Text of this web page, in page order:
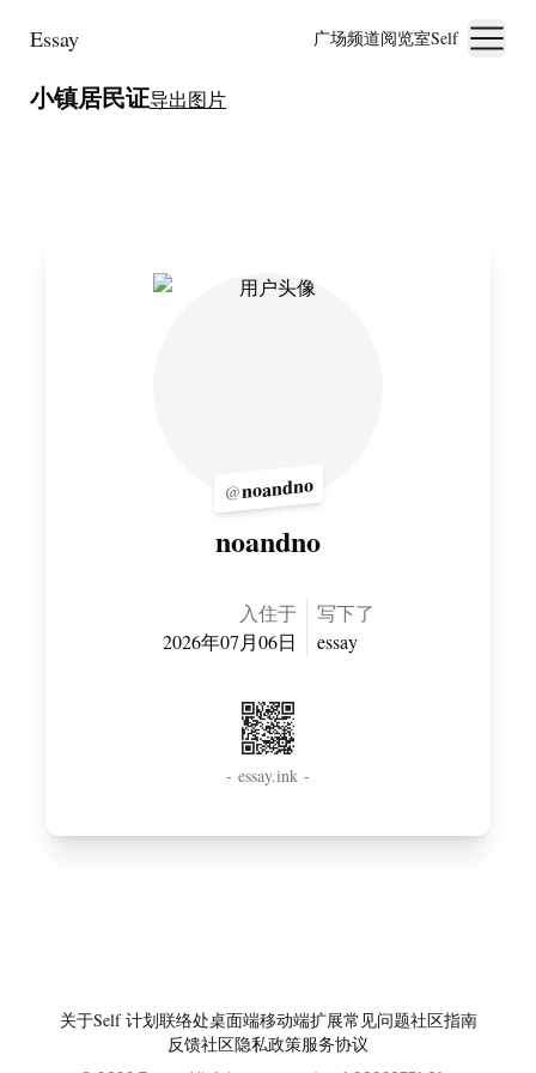
Essay 广场频道阅览室Self
小镇居民证导出图片
@noandno
noandno
入住于
2026年07月06日
写下了
essay
- essay.ink -
关于Self 计划联络处桌面端移动端扩展常见问题社区指南
反馈社区隐私政策服务协议